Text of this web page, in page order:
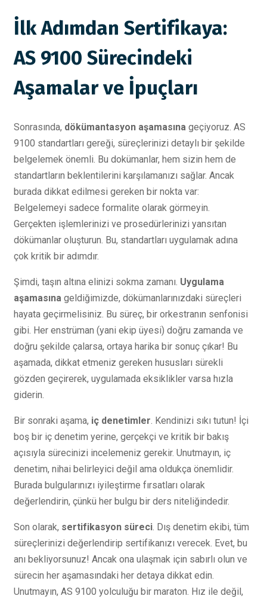
İlk Adımdan Sertifikaya:
AS 9100 Sürecindeki
Aşamalar ve İpuçları
Sonrasında, dökümantasyon aşamasına geçiyoruz. AS
9100 standartları gereği, süreçlerinizi detaylı bir şekilde
belgelemek önemli. Bu dokümanlar, hem sizin hem de
standartların beklentilerini karşılamanızı sağlar. Ancak
burada dikkat edilmesi gereken bir nokta var:
Belgelemeyi sadece formalite olarak görmeyin.
Gerçekten işlemlerinizi ve prosedürlerinizi yansıtan
dökümanlar oluşturun. Bu, standartları uygulamak adına
çok kritik bir adımdır.
Şimdi, taşın altına elinizi sokma zamanı. Uygulama
aşamasına geldiğimizde, dökümanlarınızdaki süreçleri
hayata geçirmelisiniz. Bu süreç, bir orkestranın senfonisi
gibi. Her enstrüman (yani ekip üyesi) doğru zamanda ve
doğru şekilde çalarsa, ortaya harika bir sonuç çıkar! Bu
aşamada, dikkat etmeniz gereken hususları sürekli
gözden geçirerek, uygulamada eksiklikler varsa hızla
giderin.
Bir sonraki aşama, iç denetimler. Kendinizi sıkı tutun! İçi
boş bir iç denetim yerine, gerçekçi ve kritik bir bakış
açısıyla sürecinizi incelemeniz gerekir. Unutmayın, iç
denetim, nihai belirleyici değil ama oldukça önemlidir.
Burada bulgularınızı iyileştirme fırsatları olarak
değerlendirin, çünkü her bulgu bir ders niteliğindedir.
Son olarak, sertifikasyon süreci. Dış denetim ekibi, tüm
süreçlerinizi değerlendirip sertifikanızı verecek. Evet, bu
anı bekliyorsunuz! Ancak ona ulaşmak için sabırlı olun ve
sürecin her aşamasındaki her detaya dikkat edin.
Unutmayın, AS 9100 yolculuğu bir maraton. Hız ile değil,